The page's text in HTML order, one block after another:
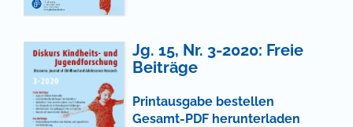
Jg. 15, Nr. 3-2020: Freie
Beiträge
Printausgabe bestellen
Gesamt-PDF herunterladen